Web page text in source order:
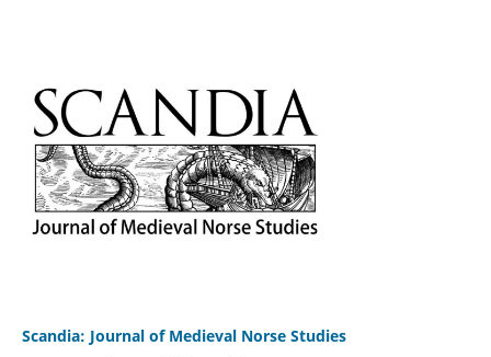
Scandia: Journal of Medieval Norse Studies